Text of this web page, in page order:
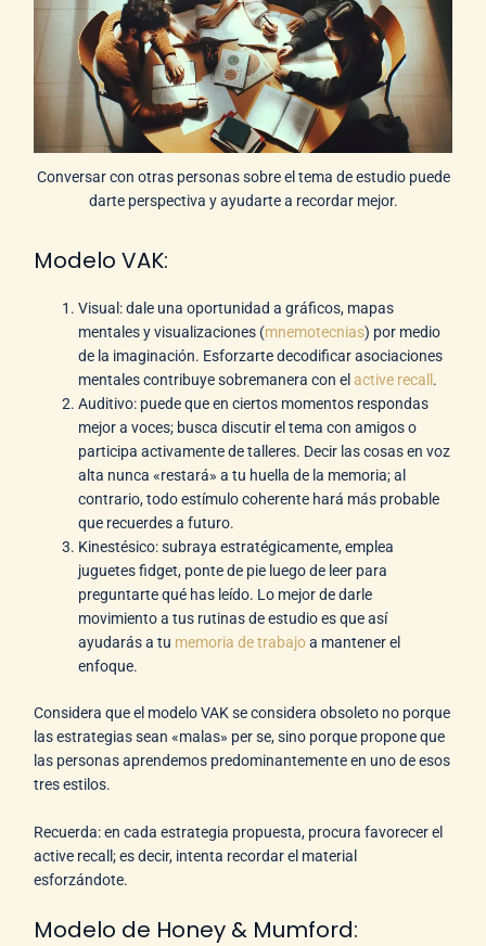
Conversar con otras personas sobre el tema de estudio puede
darte perspectiva y ayudarte a recordar mejor.
Modelo VAK:
Visual: dale una oportunidad a gráficos, mapas
mentales y visualizaciones (mnemotecnias) por medio
de la imaginación. Esforzarte decodificar asociaciones
mentales contribuye sobremanera con elactive recall .
Auditivo: puede que en ciertos momentos respondas
mejor a voces; busca discutir el tema con amigos o
participa activamente de talleres. Decir las cosas en voz
alta nunca «restará» a tu huella de la memoria; al
contrario, todo estímulo coherente hará más probable
que recuerdes a futuro.
Kinestésico: subraya estratégicamente, emplea
juguetes fidget, ponte de pie luego de leer para
preguntarte qué has leído. Lo mejor de darle
movimiento a tus rutinas de estudio es que así
ayudarás a tu memoria de trabajoa mantener el
enfoque.
Considera que el modelo VAK se considera obsoleto no porque
las estrategias sean «malas» per se, sino porque propone que
las personas aprendemos predominantemente en uno de esos
tres estilos.
Recuerda: en cada estrategia propuesta, procura favorecer el
active recall; es decir, intenta recordar el material
esforzándote.
Modelo de Honey & Mumford: